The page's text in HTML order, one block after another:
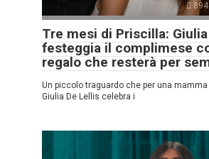
Tre mesi di Priscilla:
festeggia il complimese
regalo che resterà per
Un piccolo traguardo che per una
Giulia De Lellis celebra i